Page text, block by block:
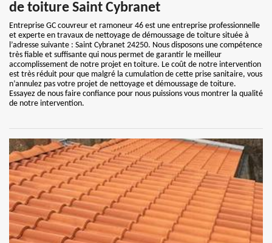
de toiture Saint Cybranet
Entreprise GC couvreur et ramoneur 46 est une entreprise professionnelle
et experte en travaux de nettoyage de démoussage de toiture située à
l’adresse suivante : Saint Cybranet 24250. Nous disposons une compétence
très fiable et suffisante qui nous permet de garantir le meilleur
accomplissement de notre projet en toiture. Le coût de notre intervention
est très réduit pour que malgré la cumulation de cette prise sanitaire, vous
n’annulez pas votre projet de nettoyage et démoussage de toiture.
Essayez de nous faire confiance pour nous puissions vous montrer la qualité
de notre intervention.